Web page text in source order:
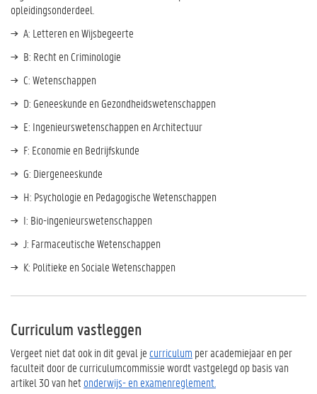
opleidingsonderdeel.
A: Letteren en Wijsbegeerte
B: Recht en Criminologie
C: Wetenschappen
D: Geneeskunde en Gezondheidswetenschappen
E: Ingenieurswetenschappen en Architectuur
F: Economie en Bedrijfskunde
G: Diergeneeskunde
H: Psychologie en Pedagogische Wetenschappen
I: Bio-ingenieurswetenschappen
J: Farmaceutische Wetenschappen
K: Politieke en Sociale Wetenschappen
Curriculum vastleggen
Vergeet niet dat ook in dit geval je curriculum per academiejaar en per
faculteit door de curriculumcommissie wordt vastgelegd op basis van
artikel 30 van hetonderwijs- en examenreglement.